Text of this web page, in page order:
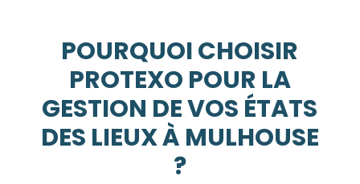
POURQUOI CHOISIR
PROTEXO POUR LA
GESTION DE VOS ÉTATS
DES LIEUX À MULHOUSE
?